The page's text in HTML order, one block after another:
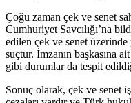
Çoğu zaman çek ve senet
Cumhuriyet Savcılığı’na
edilen çek ve senet
suçtur. İmzanın başkasına
gibi durumlar da tespit
Sonuç olarak, çek ve senet